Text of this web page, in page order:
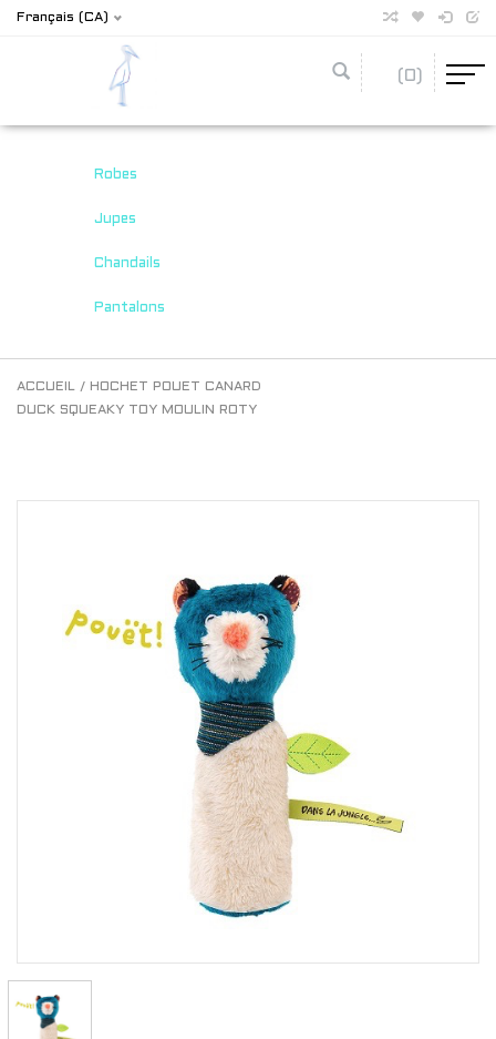
Français (CA)
(0)
Robes
Jupes
Chandails
Pantalons
ACCUEIL / HOCHET POUET CANARD
DUCK SQUEAKY TOY MOULIN ROTY